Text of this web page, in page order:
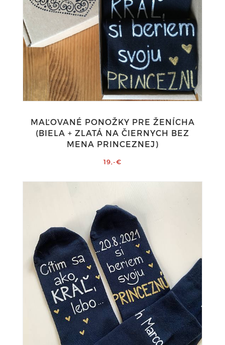
MAĽOVANÉ PONOŽKY PRE ŽENÍCHA
(BIELA + ZLATÁ NA ČIERNYCH BEZ
MENA PRINCEZNEJ)
19,-€